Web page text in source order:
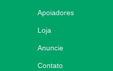
Apoiadores
Loja
Anuncie
Contato